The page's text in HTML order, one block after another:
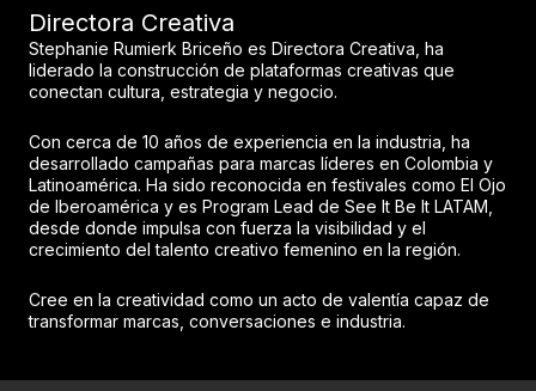
Directora Creativa
Stephanie Rumierk Briceño es Directora Creativa, ha
liderado la construcción de plataformas creativas que
conectan cultura, estrategia y negocio.
Con cerca de 10 años de experiencia en la industria, ha
desarrollado campañas para marcas líderes en Colombia y
Latinoamérica. Ha sido reconocida en festivales como El Ojo
de Iberoamérica y es Program Lead de See It Be It LATAM,
desde donde impulsa con fuerza la visibilidad y el
crecimiento del talento creativo femenino en la región.
Cree en la creatividad como un acto de valentía capaz de
transformar marcas, conversaciones e industria.